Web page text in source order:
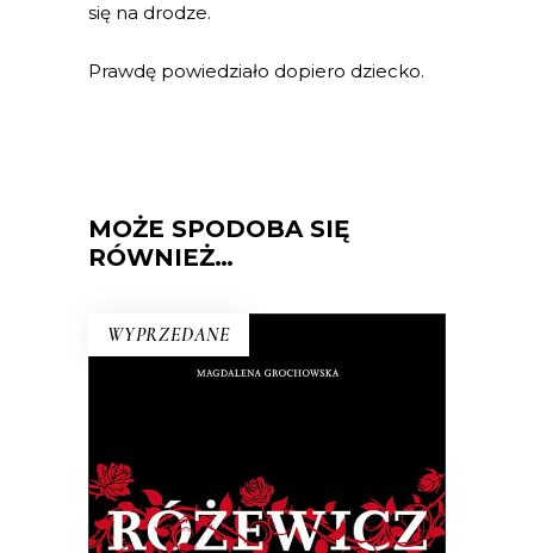
się na drodze.
Prawdę powiedziało dopiero dziecko.
MOŻE SPODOBA SIĘ
RÓWNIEŻ…
WYPRZEDANE
RÓŻEWICZ. REKONSTRUKCJA
(tom 1)